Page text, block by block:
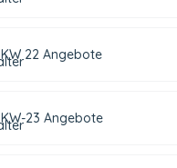
KW 22 Angebote
KW-23 Angebote